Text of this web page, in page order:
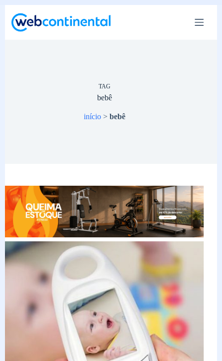
para
TAG
bebê
início> bebê